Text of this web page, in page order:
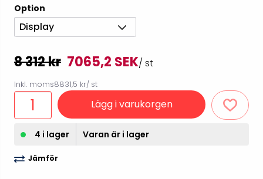
Option
Display
8 312 kr 7065,2 SEK/ st
Inkl. moms8831,5 kr/ st
Lägg i varukorgen
4 i lager Varan är i lager
Jämför